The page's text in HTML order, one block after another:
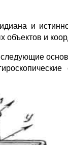
и
объектов и